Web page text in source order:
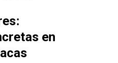
en